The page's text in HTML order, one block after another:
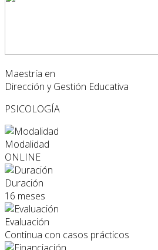
Maestría en
Dirección y Gestión Educativa
PSICOLOGÍA
Modalidad
ONLINE
Duración
16 meses
Evaluación
Continua con casos prácticos